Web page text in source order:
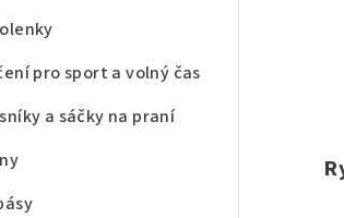
pro sport a volný čas
a sáčky na praní